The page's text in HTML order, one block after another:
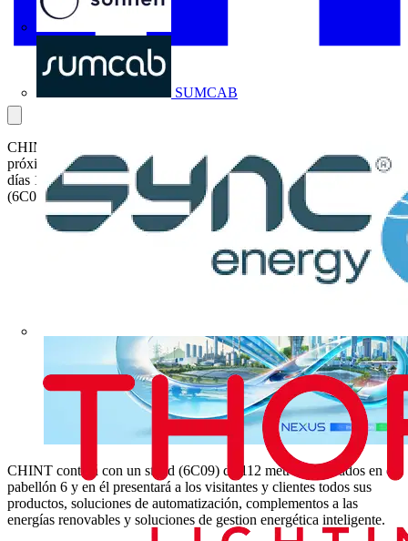
SUMCAB
CHINT, líder en soluciones inteligentes de energía, participará en la
próxima edición de Matelec, que se celebrará en IFEMA Madrid los
días 18, 19 y 20 de noviembre, con un stand en el pabellón 6
(6C09).
CHINT contará con un stand (6C09) de 112 metros cuadrados en el
pabellón 6 y en él presentará a los visitantes y clientes todos sus
productos, soluciones de automatización, complementos a las
energías renovables y soluciones de gestion energética inteligente.